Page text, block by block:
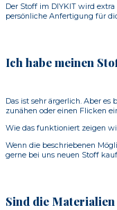
Der Stoff im DIYKIT wird
persönliche Anfertigung für
Ich habe meinen
Das ist sehr ärgerlich. Aber
zunähen oder einen Flicken
Wie das funktioniert zeigen
Wenn die beschriebenen
gerne bei uns neuen Stoff
Sind die